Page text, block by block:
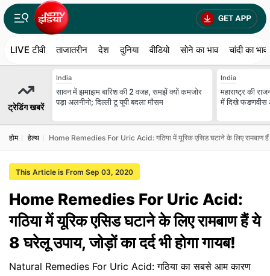
LIVE टीवी ताजातरीन देश दुनिया वीडियो सोने का भाव चांदी का भाव
ट्रेडिंग खबरें
India
सावन में झमाझम बारिश की 2 वजह, समझें क्यों कमजोर
पड़ा अलनीनो; दिल्ली टू यूपी बदला मौसम
India
महाराष्ट्र की
में दिखे फडणवीस
होम हेल्थ Home Remedies For Uric Acid: गठिया में यूरिक एसिड घटाने के लिए रामबाण हैं ये
This Article is From Sep 03, 2020
Home Remedies For Uric Acid:
गठिया में यूरिक एसिड घटाने के लिए रामबाण हैं ये
8 घरेलू उपाय, जोड़ों का दर्द भी होगा गायब!
Natural Remedies For Uric Acid: गठिया का सबसे आम कारण